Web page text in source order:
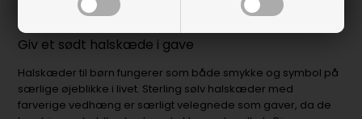
925 sterling sølv for optimal holdbarhed.
Giv et sødt halskæde i gave
Halskæder til børn fungerer som både smykke og symbol på
særlige øjeblikke i livet. Sterling sølv halskæder med
farverige vedhæng er særligt velegnede som gaver, da de